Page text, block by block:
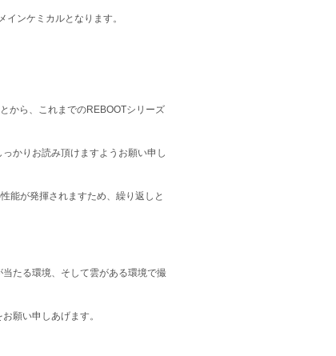
インケミカルとなります。
から、これまでのREBOOTシリーズ
かりお読み頂けますようお願い申し
能が発揮されますため、繰り返しと
たる環境、そして雲がある環境で撮
願い申しあげます。